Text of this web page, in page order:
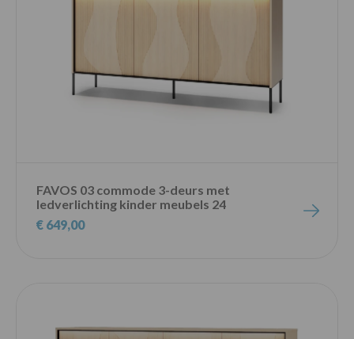
FAVOS 03 commode 3-deurs met
ledverlichting kinder meubels 24
€ 649,00